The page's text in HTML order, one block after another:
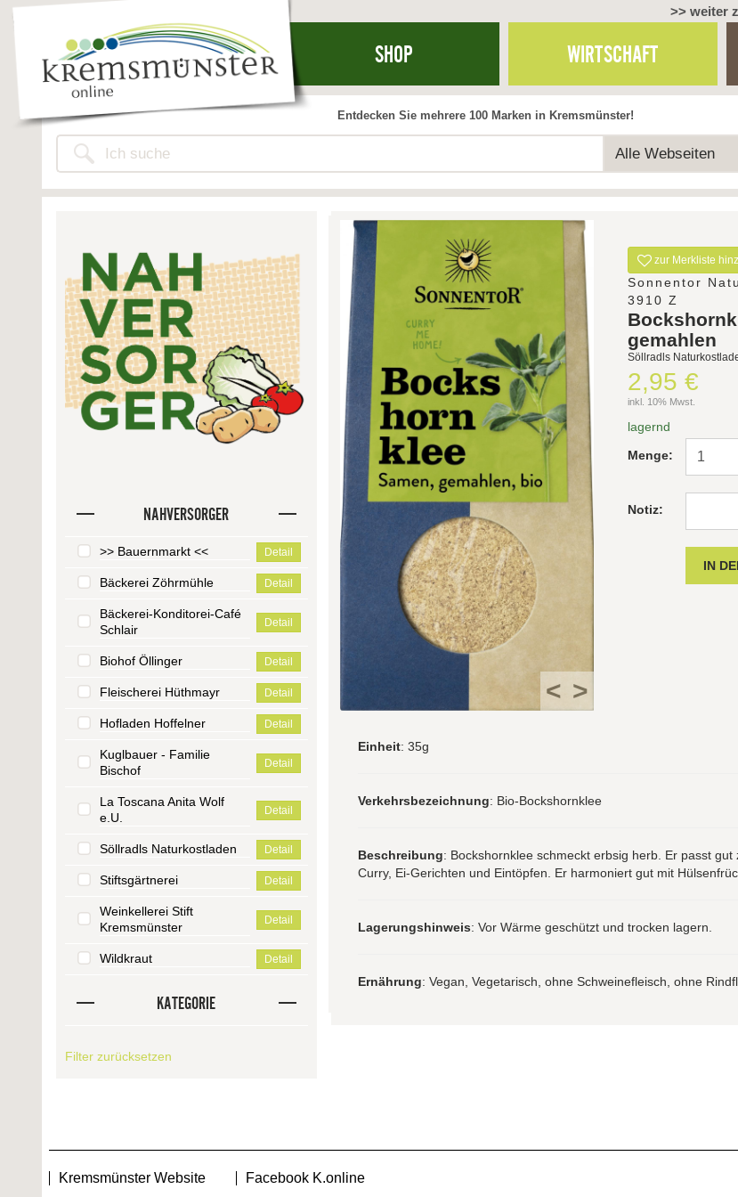
>> weiter
SHOP WIRTSCHAFT
Alle Webseiten
Entdecken Sie mehrere 100 Marken in Kremsmünster!
NAHVERSORGER
>> Bauernmarkt << Detail
Bäckerei Zöhrmühle Detail
Bäckerei-Konditorei-Café
Schlair
Detail
Biohof Öllinger Detail
Fleischerei Hüthmayr Detail
Hofladen Hoffelner Detail
Kuglbauer - Familie
Bischof
Detail
La Toscana Anita Wolf
e.U.
Detail
Söllradls Naturkostladen Detail
Stiftsgärtnerei Detail
Weinkellerei Stift
Kremsmünster
Detail
Wildkraut Detail
KATEGORIE
Filter zurücksetzen
< >
zur Merkliste
Sonnentor
3910 Z
gemahlen
Söllradls
2,95 €
inkl. 10% Mwst.
lagernd
Menge:
Notiz:
Einheit: 35g
Verkehrsbezeichnung: Bio-Bockshornklee
Beschreibung: Bockshornklee schmeckt erbsig herb. Er passt gut
Curry, Ei-Gerichten und Eintöpfen. Er harmoniert gut mit
Lagerungshinweis: Vor Wärme geschützt und trocken lagern.
Ernährung: Vegan, Vegetarisch, ohne Schweinefleisch, ohne
Kremsmünster Website Facebook K.online